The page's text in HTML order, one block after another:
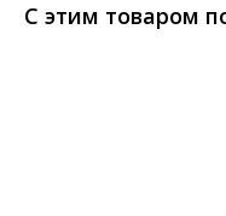
С этим товаром